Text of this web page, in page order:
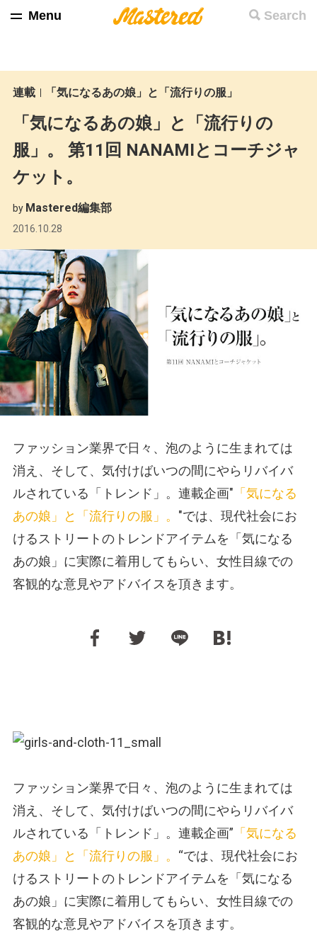
Search
Menu
連載 「気になるあの娘」と「流行りの服」
「気になるあの娘」と「流行りの
服」。 第11回 NANAMIとコーチジャ
ケット。
by Mastered編集部
2016.10.28
ファッション業界で日々、泡のように生まれては
消え、そして、気付けばいつの間にやらリバイバ
ルされている「トレンド」。連載企画" 「気になる
あの娘」と「流行りの服」。 "では、現代社会にお
けるストリートのトレンドアイテムを「気になる
あの娘」に実際に着用してもらい、女性目線での
客観的な意見やアドバイスを頂きます。
ファッション業界で日々、泡のように生まれては
消え、そして、気付けばいつの間にやらリバイバ
ルされている「トレンド」。連載企画” 「気になる
あの娘」と「流行りの服」。 “では、現代社会にお
けるストリートのトレンドアイテムを「気になる
あの娘」に実際に着用してもらい、女性目線での
客観的な意見やアドバイスを頂きます。